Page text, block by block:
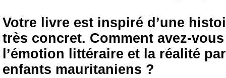
Votre livre est inspiré d’une
très concret. Comment avez-
l’émotion littéraire et la réalité
enfants mauritaniens ?